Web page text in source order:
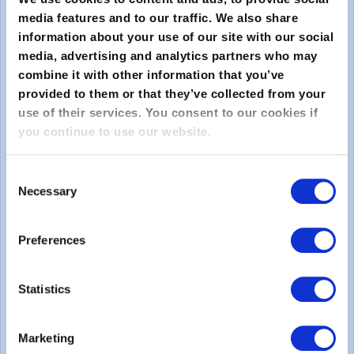
media features and to our traffic. We also share
information about your use of our site with our social
media, advertising and analytics partners who may
combine it with other information that you’ve
provided to them or that they’ve collected from your
use of their services. You consent to our cookies if
you continue to use our website.
Selection
Necessary
Preferences
Statistics
Marketing
Enviar
Sobre
Declaração de Privacidade